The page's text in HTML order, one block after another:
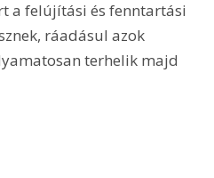
a felújítási és fenntartási
ráadásul azok
terhelik majd